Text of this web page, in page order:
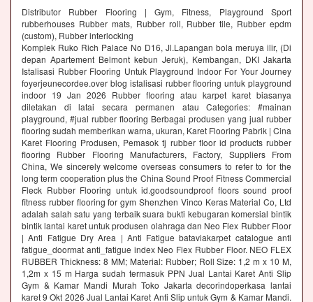
Distributor Rubber Flooring | Gym, Fitness, Playground Sport
rubberhouses Rubber mats, Rubber roll, Rubber tile, Rubber epdm
(custom), Rubber interlocking
Komplek Ruko Rich Palace No D16, Jl.Lapangan bola meruya ilir, (Di
depan Apartement Belmont kebun Jeruk), Kembangan, DKI Jakarta
Istalisasi Rubber Flooring Untuk Playground Indoor For Your Journey
foyerjeunecordee.over blog istalisasi rubber flooring untuk playground
indoor 19 Jan 2026 Rubber flooring atau karpet karet biasanya
diletakan di latai secara permanen atau Categories: #mainan
playground, #jual rubber flooring Berbagai produsen yang jual rubber
flooring sudah memberikan warna, ukuran, Karet Flooring Pabrik | Cina
Karet Flooring Produsen, Pemasok tj rubber floor id products rubber
flooring Rubber Flooring Manufacturers, Factory, Suppliers From
China, We sincerely welcome overseas consumers to refer to for the
long term cooperation plus the China Sound Proof Fitness Commercial
Fleck Rubber Flooring untuk id.goodsoundproof floors sound proof
fitness rubber flooring for gym Shenzhen Vinco Keras Material Co, Ltd
adalah salah satu yang terbaik suara bukti kebugaran komersial bintik
bintik lantai karet untuk produsen olahraga dan Neo Flex Rubber Floor
| Anti Fatigue Dry Area | Anti Fatigue bataviakarpet catalogue anti
fatigue_doormat anti_fatigue index Neo Flex Rubber Floor. NEO FLEX
RUBBER Thickness: 8 MM; Material: Rubber; Roll Size: 1,2 m x 10 M,
1,2m x 15 m Harga sudah termasuk PPN Jual Lantai Karet Anti Slip
Gym & Kamar Mandi Murah Toko Jakarta decorindoperkasa lantai
karet 9 Okt 2026 Jual Lantai Karet Anti Slip untuk Gym & Kamar Mandi.